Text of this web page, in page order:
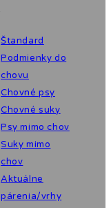
Štandard
Podmienky do
chovu
Chovné psy
Chovné suky
Psy mimo chov
Suky mimo
chov
Aktuálne
párenia/vrhy